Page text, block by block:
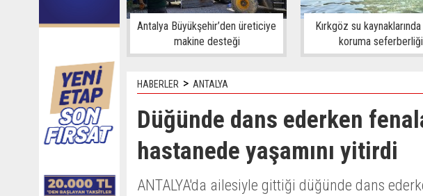
Antalya Büyükşehir’den üreticiye
makine desteği
Kırkgöz su
koruma seferberliği
HABERLER > ANTALYA
Düğünde dans ederken
hastanede yaşamını yitirdi
ANTALYA'da ailesiyle gittiği düğünde dans